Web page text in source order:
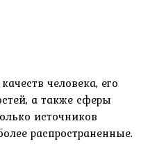
человека, его
а также сферы
источников
распространенные.